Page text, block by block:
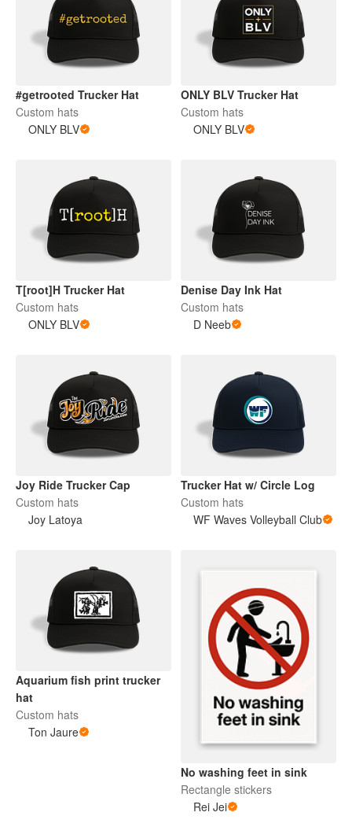
#getrooted Trucker Hat
Custom hats
ONLY BLV
ONLY BLV Trucker Hat
Custom hats
ONLY BLV
T[root]H Trucker Hat
Custom hats
ONLY BLV
Denise Day Ink Hat
Custom hats
D Neeb
Joy Ride Trucker Cap
Custom hats
Joy Latoya
Trucker Hat w/ Circle Log
Custom hats
WF Waves Volleyball Club
Aquarium fish print trucker
hat
Custom hats
Ton Jaure
No washing feet in sink
Rectangle stickers
Rei Jei